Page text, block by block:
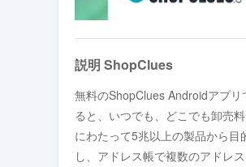
説明 ShopClues
無料のShopClues Androidアプ
ると、いつでも、どこでも卸売
にわたって5兆以上の製品から
し、アドレス帳で複数のアドレ